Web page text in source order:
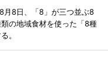
月8日、「8」が三つ並ぶ8
の地域食材を使った「8種
。